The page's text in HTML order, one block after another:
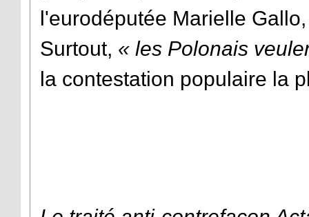
l'eurodéputée Marielle
Surtout, « les Polonais
la contestation populaire la